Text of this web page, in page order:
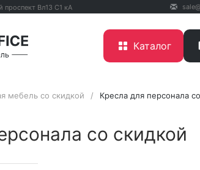
Вл13 С1 кА
Каталог
мебель со скидкой / Кресла для персонала
со скидкой